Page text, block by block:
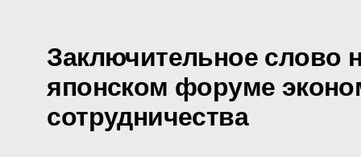
Заключительное слово
японском форуме
сотрудничества